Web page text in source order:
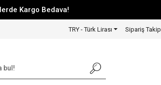
Kargo Bedava!
TRY - Türk Lirası Sipariş Takip